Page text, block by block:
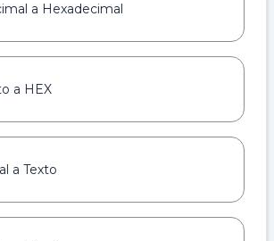
a Hexadecimal
a HEX
a Texto